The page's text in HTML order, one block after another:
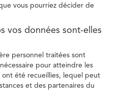
vous pourriez décider de
vos données sont-elles
personnel traitées sont
pour atteindre les
ont été recueillies, lequel peut
et des partenaires du